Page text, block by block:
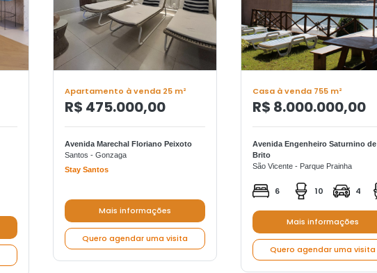
Apartamento à venda 25 m²
R$ 475.000,00
Avenida Marechal Floriano Peixoto
Santos - Gonzaga
Stay Santos
Mais informações
Quero agendar uma visita
Casa à venda 755 m²
R$ 8.000.000,00
Avenida Engenheiro Saturnino de
Brito
São Vicente - Parque Prainha
6 10 4
Mais informações
Quero agendar uma visita